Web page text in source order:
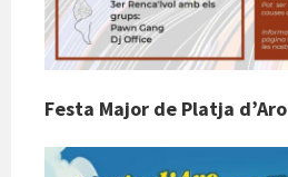
Festa Major de Platja d’Aro